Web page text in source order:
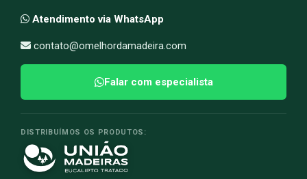
Atendimento via WhatsApp
contato@omelhordamadeira.com
Falar com especialista
DISTRIBUÍMOS OS PRODUTOS: